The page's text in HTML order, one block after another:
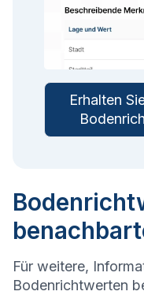
Erhalten
Für weitere,
Bodenrichtwerten